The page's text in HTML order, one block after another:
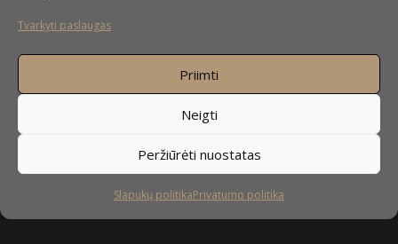
Tvarkyti paslaugas
Priimti
Neigti
Peržiūrėti nuostatas
Slapukų politikaPrivatumo politika
Sekite mus